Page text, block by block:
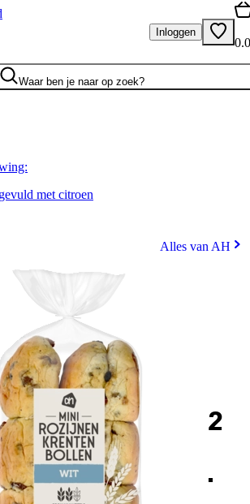
Inloggen
Waar ben je naar op zoek?
met citroen
Alles van AH
2
.